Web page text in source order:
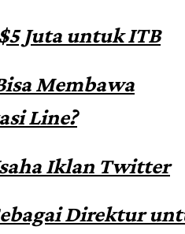
Juta untuk ITB
Membawa
Line?
Iklan Twitter
Direktur